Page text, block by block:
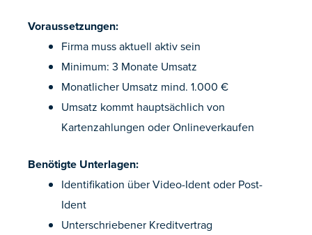
Voraussetzungen:
Firma muss aktuell aktiv sein
Minimum: 3 Monate Umsatz
Monatlicher Umsatz mind. 1.000 €
Umsatz kommt hauptsächlich von
Kartenzahlungen oder Onlineverkaufen
Benötigte Unterlagen:
Identifikation über Video-Ident oder Post-
Ident
Unterschriebener Kreditvertrag